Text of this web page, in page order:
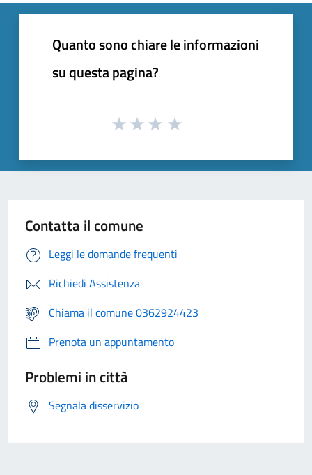
Quanto sono chiare le informazioni
su questa pagina?
Contatta il comune
Leggi le domande frequenti
Richiedi Assistenza
Chiama il comune 0362924423
Prenota un appuntamento
Problemi in città
Segnala disservizio